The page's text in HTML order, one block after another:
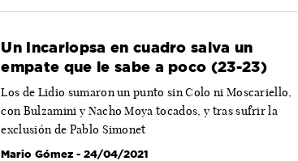
Un Incarlopsa en cuadro salva un
empate que le sabe a poco (23-23)
Los de Lidio sumaron un punto sin Colo ni Moscariello,
con Bulzamini y Nacho Moya tocados, y tras sufrir la
exclusión de Pablo Simonet
Mario Gómez - 24/04/2021